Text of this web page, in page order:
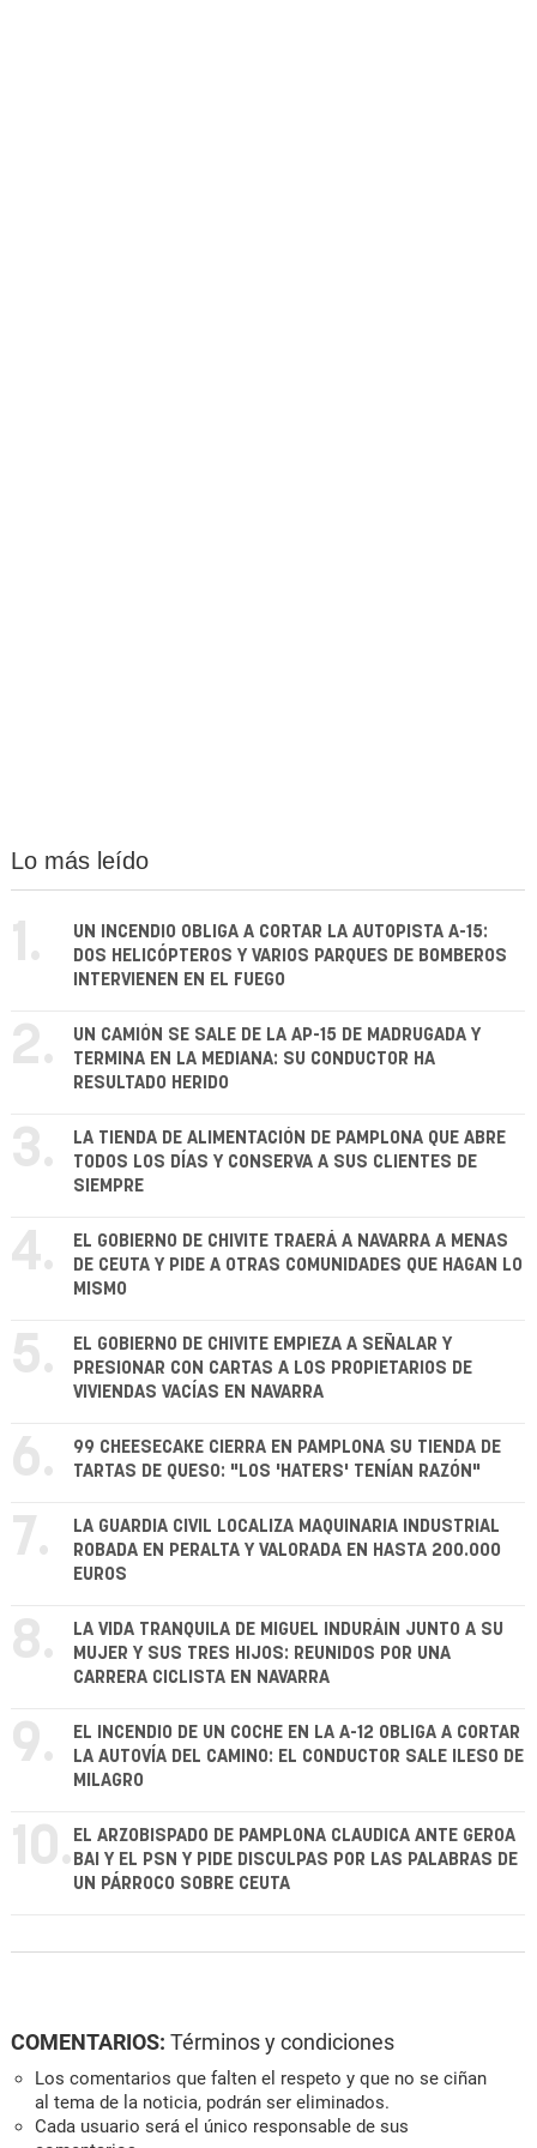
Lo más leído
1.
UN INCENDIO OBLIGA A CORTAR LA AUTOPISTA A-15:
DOS HELICÓPTEROS Y VARIOS PARQUES DE BOMBEROS
INTERVIENEN EN EL FUEGO
2.
UN CAMIÓN SE SALE DE LA AP-15 DE MADRUGADA Y
TERMINA EN LA MEDIANA: SU CONDUCTOR HA
RESULTADO HERIDO
3.
LA TIENDA DE ALIMENTACIÓN DE PAMPLONA QUE ABRE
TODOS LOS DÍAS Y CONSERVA A SUS CLIENTES DE
SIEMPRE
4.
EL GOBIERNO DE CHIVITE TRAERÁ A NAVARRA A MENAS
DE CEUTA Y PIDE A OTRAS COMUNIDADES QUE HAGAN LO
MISMO
5.
EL GOBIERNO DE CHIVITE EMPIEZA A SEÑALAR Y
PRESIONAR CON CARTAS A LOS PROPIETARIOS DE
VIVIENDAS VACÍAS EN NAVARRA
6.
99 CHEESECAKE CIERRA EN PAMPLONA SU TIENDA DE
TARTAS DE QUESO: "LOS 'HATERS' TENÍAN RAZÓN"
7.
LA GUARDIA CIVIL LOCALIZA MAQUINARIA INDUSTRIAL
ROBADA EN PERALTA Y VALORADA EN HASTA 200.000
EUROS
8.
LA VIDA TRANQUILA DE MIGUEL INDURÁIN JUNTO A SU
MUJER Y SUS TRES HIJOS: REUNIDOS POR UNA
CARRERA CICLISTA EN NAVARRA
9.
EL INCENDIO DE UN COCHE EN LA A-12 OBLIGA A CORTAR
LA AUTOVÍA DEL CAMINO: EL CONDUCTOR SALE ILESO DE
MILAGRO
10. EL ARZOBISPADO DE PAMPLONA CLAUDICA ANTE GEROA
BAI Y EL PSN Y PIDE DISCULPAS POR LAS PALABRAS DE
UN PÁRROCO SOBRE CEUTA
COMENTARIOS: Términos y condiciones
Los comentarios que falten el respeto y que no se ciñan
al tema de la noticia, podrán ser eliminados.
Cada usuario será el único responsable de sus